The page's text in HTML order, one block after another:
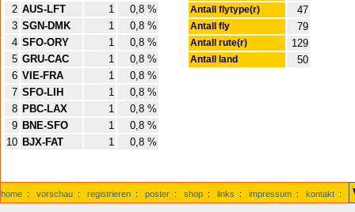
2 AUS-LFT 1
0,8 %
3 SGN-DMK 1
0,8 %
4 SFO-ORY 1
0,8 %
5 GRU-CAC 1
0,8 %
6 VIE-FRA 1
0,8 %
7 SFO-LIH 1
0,8 %
8 PBC-LAX 1
0,8 %
9 BNE-SFO 1
0,8 %
10 BJX-FAT 1 0,8 %
Antall flytype(r) 47
Antall fly 79
Antall rute(r) 129
Antall land 50
home : vorschau : registrieren : poster : shop : links : impressum : kontakt :